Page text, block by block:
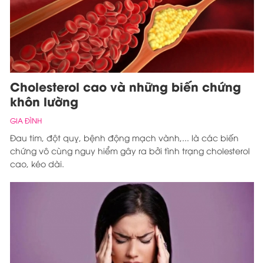
Cholesterol cao và những biến chứng
khôn lường
GIA ĐÌNH
Đau tim, đột quỵ, bệnh động mạch vành,... là các biến
chứng vô cùng nguy hiểm gây ra bởi tình trạng cholesterol
cao, kéo dài.